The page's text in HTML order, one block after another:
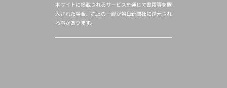
本サイトに掲載されるサービスを通じて書籍等を購
入された場合、売上の一部が朝日新聞社に還元され
る事があります。